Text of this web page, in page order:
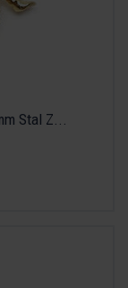
Stal Z...